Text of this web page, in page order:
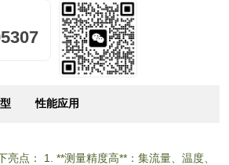
性能应用
亮点： 1. **测量精度高**：集流量、温度、